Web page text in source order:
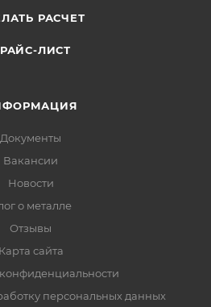
РАСЧЕТ
ЛИСТ
Документы
Вакансии
Новости
о металле
Отзывы
Карта сайта
персональных данных